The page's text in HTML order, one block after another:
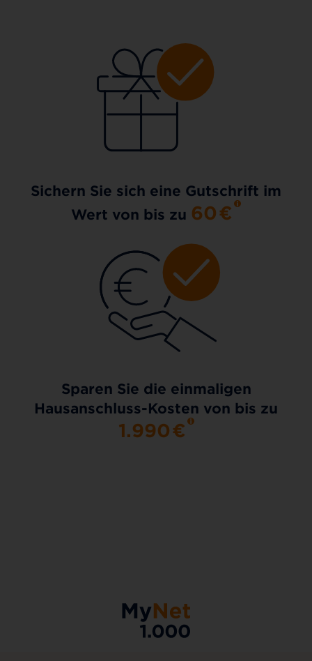
Sichern Sie sich eine Gutschrift im
Wert von bis zu 60€
Sparen Sie die einmaligen
Hausanschluss-Kosten von bis zu
1.990€